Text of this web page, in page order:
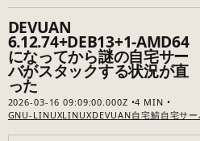
DEVUAN
6.12.74+DEB13+1-AMD64
になってから謎の自宅サー
バがスタックする状況が直
った
2026-03-16 09:09:00.000Z
4 MIN
GNU-LINUXLINUXDEVUAN自宅鯖自宅サー